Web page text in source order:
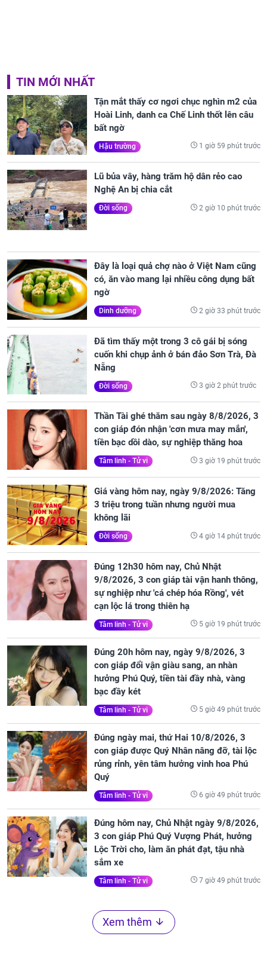
TIN MỚI NHẤT
Tận mắt thấy cơ ngơi chục nghìn m2 của
Hoài Linh, danh ca Chế Linh thốt lên câu
bất ngờ
Hậu trường 1 giờ 59 phút trước
Lũ bủa vây, hàng trăm hộ dân rẻo cao
Nghệ An bị chia cắt
Đời sống 2 giờ 10 phút trước
Đây là loại quả chợ nào ở Việt Nam cũng
có, ăn vào mang lại nhiều công dụng bất
ngờ
Dinh dưỡng 2 giờ 33 phút trước
Đã tìm thấy một trong 3 cô gái bị sóng
cuốn khi chụp ảnh ở bán đảo Sơn Trà, Đà
Nẵng
Đời sống 3 giờ 2 phút trước
Thần Tài ghé thăm sau ngày 8/8/2026, 3
con giáp đón nhận 'cơn mưa may mắn',
tiền bạc dồi dào, sự nghiệp thăng hoa
Tâm linh - Tử vi 3 giờ 19 phút trước
Giá vàng hôm nay, ngày 9/8/2026: Tăng
3 triệu trong tuần nhưng người mua
không lãi
Đời sống 4 giờ 14 phút trước
Đúng 12h30 hôm nay, Chủ Nhật
9/8/2026, 3 con giáp tài vận hanh thông,
sự nghiệp như 'cá chép hóa Rồng', vét
cạn lộc lá trong thiên hạ
Tâm linh - Tử vi 5 giờ 19 phút trước
Đúng 20h hôm nay, ngày 9/8/2026, 3
con giáp đổi vận giàu sang, an nhàn
hưởng Phú Quý, tiền tài đầy nhà, vàng
bạc đầy két
Tâm linh - Tử vi 5 giờ 49 phút trước
Đúng ngày mai, thứ Hai 10/8/2026, 3
con giáp được Quý Nhân nâng đỡ, tài lộc
rủng rỉnh, yên tâm hưởng vinh hoa Phú
Quý
Tâm linh - Tử vi 6 giờ 49 phút trước
Đúng hôm nay, Chủ Nhật ngày 9/8/2026,
3 con giáp Phú Quý Vượng Phát, hưởng
Lộc Trời cho, làm ăn phát đạt, tậu nhà
sắm xe
Tâm linh - Tử vi 7 giờ 49 phút trước
Xem thêm